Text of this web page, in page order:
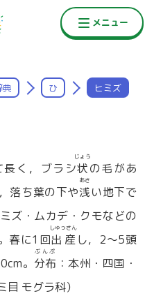
典 ひ ヒミズ
長く，ブラシ状
じょう
の毛があ
落ち葉の下や浅
あさ
い地下で
ズ・ムカデ・クモなどの
春に1回出産
しゅっさん
し，2〜5頭
。 分布
ぶんぷ
：本州・四国・
目 モグラ科）